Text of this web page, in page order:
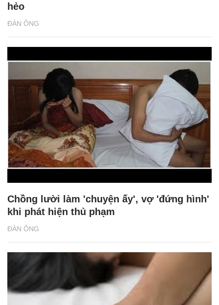
ĐÀN ÔNG
hẻo
ĐÀN ÔNG
Chồng lười làm 'chuyện ấy', vợ 'đứng hình'
khi phát hiện thủ phạm